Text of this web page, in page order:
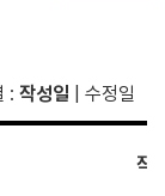
: 작성일 수정일
작